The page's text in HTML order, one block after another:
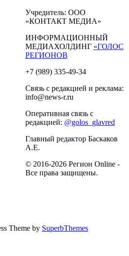
Учредитель: ООО
«КОНТАКТ МЕДИА»
ИНФОРМАЦИОННЫЙ
МЕДИАХОЛДИНГ «ГОЛОС
РЕГИОНОВ
+7 (989) 335-49-34
Связь с редакцией и реклама:
info@news-r.ru
Оперативная связь с
редакцией: @golos_glavred
Главный редактор Баскаков
А.Е.
© 2016-2026 Регион Online -
Все права защищены.
Theme by SuperbThemes